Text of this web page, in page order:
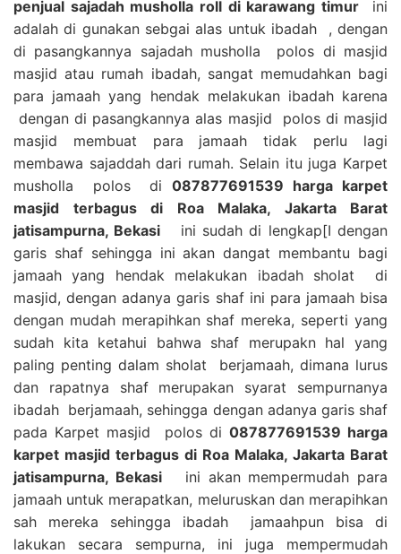
penjual sajadah musholla roll di karawang timurini
adalah di gunakan sebgai alas untuk ibadah , dengan
di pasangkannya sajadah musholla polos di masjid
masjid atau rumah ibadah, sangat memudahkan bagi
para jamaah yang hendak melakukan ibadah karena
dengan di pasangkannya alas masjid polos di masjid
masjid membuat para jamaah tidak perlu lagi
membawa sajaddah dari rumah. Selain itu juga Karpet
musholla polos di087877691539 harga karpet
masjid terbagus di Roa Malaka, Jakarta Barat
jatisampurna, Bekasi ini sudah di lengkap[I dengan
garis shaf sehingga ini akan dangat membantu bagi
jamaah yang hendak melakukan ibadah sholat di
masjid, dengan adanya garis shaf ini para jamaah bisa
dengan mudah merapihkan shaf mereka, seperti yang
sudah kita ketahui bahwa shaf merupakn hal yang
paling penting dalam sholat berjamaah, dimana lurus
dan rapatnya shaf merupakan syarat sempurnanya
ibadah berjamaah, sehingga dengan adanya garis shaf
pada Karpet masjid polos di 087877691539 harga
karpet masjid terbagus di Roa Malaka, Jakarta Barat
jatisampurna, Bekasiini akan mempermudah para
jamaah untuk merapatkan, meluruskan dan merapihkan
sah mereka sehingga ibadah jamaahpun bisa di
lakukan secara sempurna, ini juga mempermudah